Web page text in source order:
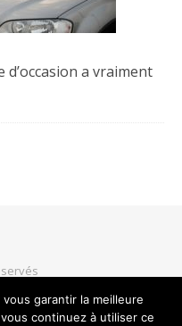
a vraiment
garantir la meilleure
continuez à utiliser ce